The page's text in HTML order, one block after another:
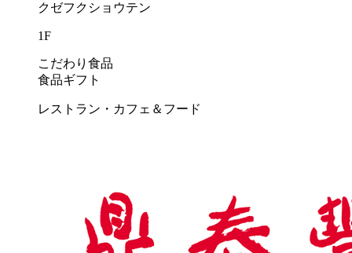
クゼフクショウテン
1F
こだわり食品
食品ギフト
レストラン・カフェ＆フード